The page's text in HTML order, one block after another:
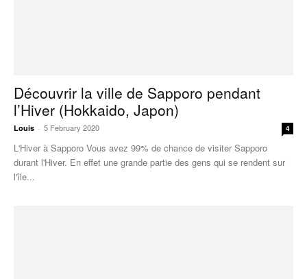
Découvrir la ville de Sapporo pendant
l’Hiver (Hokkaido, Japon)
Louis - 5 February 2020 4
L'Hiver à Sapporo Vous avez 99% de chance de visiter Sapporo
durant l'Hiver. En effet une grande partie des gens qui se rendent sur
l'île...